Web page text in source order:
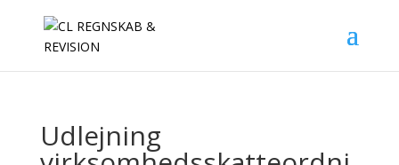
Udlejning